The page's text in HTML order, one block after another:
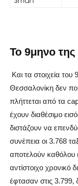
Το 9μηνο της
Και τα στοιχεία
Θεσσαλονίκη δεν
πλήττεται από τα
έχουν διαθέσιμο
διστάζουν να
συνέπεια οι 3.768
αποτελούν καθόλου
αντίστοιχο χρονικό
έφτασαν στις 3.799,